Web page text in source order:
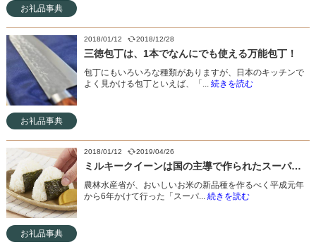
お礼品事典
2018/01/12 2018/12/28
三徳包丁は、1本でなんにでも使える万能包丁！
包丁にもいろいろな種類がありますが、日本のキッチンで
よく見かける包丁といえば、「... 続きを読む
お礼品事典
2018/01/12 2019/04/26
ミルキークイーンは国の主導で作られたスーパーライス！
農林水産省が、おいしいお米の新品種を作るべく平成元年
から6年かけて行った「スーパ... 続きを読む
お礼品事典